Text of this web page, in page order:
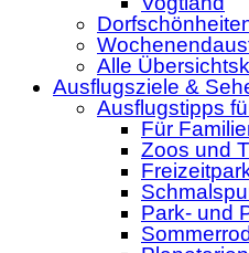
Alle
Ausflugsziele &
Ausflugstipps
Für
Zoos und
Park- und